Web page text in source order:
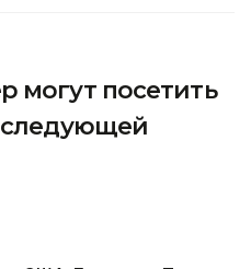
могут посетить
следующей